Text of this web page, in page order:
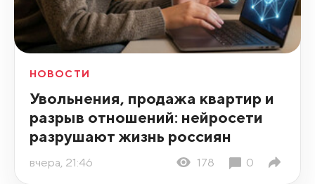
НОВОСТИ
Увольнения, продажа квартир и
разрыв отношений: нейросети
разрушают жизнь россиян
вчера, 21:46 178 0